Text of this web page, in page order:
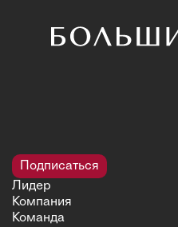
Подписаться
Лидер
Компания
Команда